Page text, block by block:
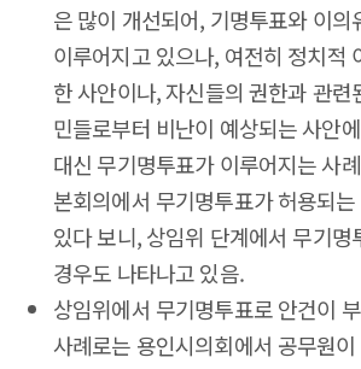
은 많이 개선되어, 기명투표와 이의
이루어지고 있으나, 여전히 정치적
한 사안이나, 자신들의 권한과 관련
민들로부터 비난이 예상되는 사안
대신 무기명투표가 이루어지는 사
본회의에서 무기명투표가 허용되
있다 보니, 상임위 단계에서 무기명
경우도 나타나고 있음.
상임위에서 무기명투표로 안건이
사례로는 용인시의회에서 공무원